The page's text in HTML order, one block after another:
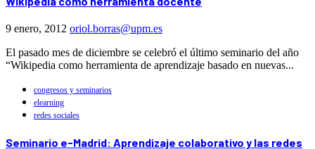
9 enero, 2012 oriol.borras@upm.es
El pasado mes de diciembre se celebró el último seminario del año
“Wikipedia como herramienta de aprendizaje basado en nuevas...
congresos y seminarios
elearning
redes sociales
Seminario e-Madrid: Aprendizaje colaborativo y las redes